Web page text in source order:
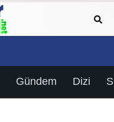
Gündem Dizi